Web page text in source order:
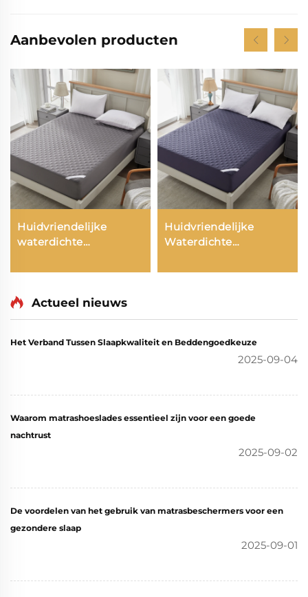
Aanbevolen producten
Huidvriendelijke
waterdichte
ademende zachte vul
6''-18'' diepe pocket
matras hoek
(grijs)
Huidvriendelijke
Waterdichte
Ademende Zachte
Actueel nieuws
Het Verband Tussen Slaapkwaliteit en Beddengoedkeuze
2025-09-04
Waarom matrashoeslades essentieel zijn voor een goede
nachtrust
2025-09-02
De voordelen van het gebruik van matrasbeschermers voor een
gezondere slaap
2025-09-01